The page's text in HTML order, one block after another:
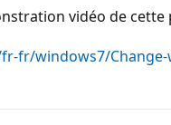
vidéo de cette
fr/windows7/